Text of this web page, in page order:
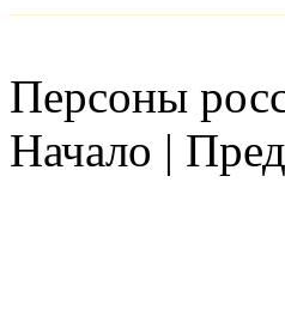
Персоны
Начало |